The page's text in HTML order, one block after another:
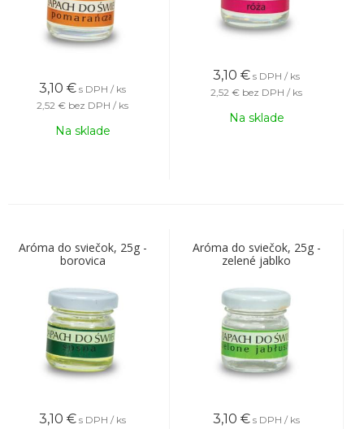
3,10 € s DPH / ks
2,52 € bez DPH / ks
Na sklade
3,10 € s DPH / ks
2,52 € bez DPH / ks
Na sklade
Aróma do sviečok, 25g -
borovica
3,10 € s DPH / ks
Aróma do sviečok, 25g -
zelené jablko
3,10 € s DPH / ks